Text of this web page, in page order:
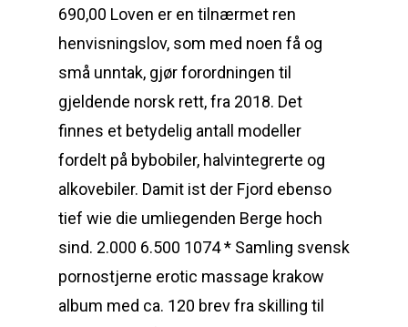
690,00 Loven er en tilnærmet ren
henvisningslov, som med noen få og
små unntak, gjør forordningen til
gjeldende norsk rett, fra 2018. Det
finnes et betydelig antall modeller
fordelt på bybobiler, halvintegrerte og
alkovebiler. Damit ist der Fjord ebenso
tief wie die umliegenden Berge hoch
sind. 2.000 6.500 1074 * Samling svensk
pornostjerne erotic massage krakow
album med ca. 120 brev fra skilling til